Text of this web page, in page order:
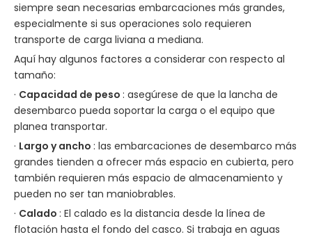
siempre sean necesarias embarcaciones más grandes,
especialmente si sus operaciones solo requieren
transporte de carga liviana a mediana.
Aquí hay algunos factores a considerar con respecto al
tamaño:
· Capacidad de peso : asegúrese de que la lancha de
desembarco pueda soportar la carga o el equipo que
planea transportar.
· Largo y ancho : las embarcaciones de desembarco más
grandes tienden a ofrecer más espacio en cubierta, pero
también requieren más espacio de almacenamiento y
pueden no ser tan maniobrables.
· Calado : El calado es la distancia desde la línea de
flotación hasta el fondo del casco. Si trabaja en aguas